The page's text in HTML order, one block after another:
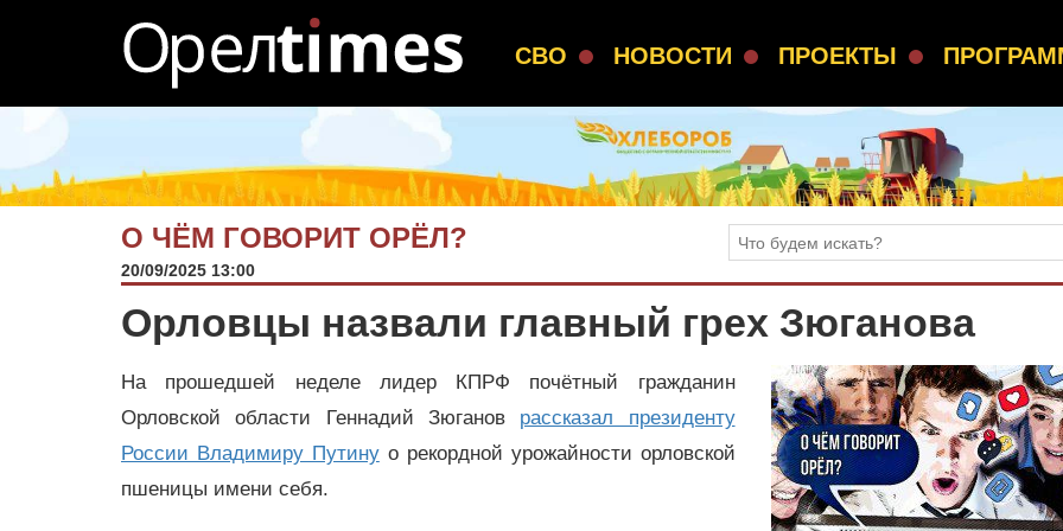
СВО НОВОСТИ ПРОЕКТЫ
О ЧЁМ ГОВОРИТ ОРЁЛ?
20/09/2025 13:00
Орловцы назвали главный грех Зюганова
На прошедшей неделе лидер КПРФ почётный гражданин
Орловской области Геннадий Зюганов рассказал президенту
России Владимиру Путинуо рекордной урожайности орловской
пшеницы имени себя.